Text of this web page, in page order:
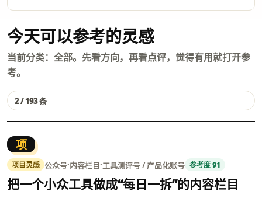
今天可以参考的灵感
当前分类：全部。先看方向，再看点评，觉得有用就打开参
考。
2 / 193 条
项
项目灵感 公众号·内容栏目·工具测评号 / 产品化账号 参考度 91
把一个小众工具做成“每日一拆”的内容栏目